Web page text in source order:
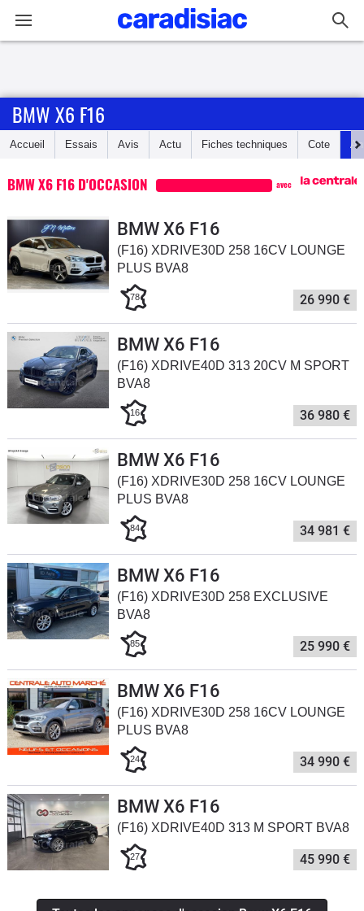
Accueil
Guide
d'achat
Utilitaires
Flottes
Auto
Services
Forum
Moto
Marques
BMW X6 F16
Accueil Essais Avis Actu Fiches techniques Cote
BMW X6 F16 D'OCCASION avec
BMW X6 F16
(F16) XDRIVE30D 258 16CV LOUNGE
PLUS BVA8
78 26 990 €
BMW X6 F16
(F16) XDRIVE40D 313 20CV M SPORT
BVA8
16 36 980 €
BMW X6 F16
(F16) XDRIVE30D 258 16CV LOUNGE
PLUS BVA8
84 34 981 €
BMW X6 F16
(F16) XDRIVE30D 258 EXCLUSIVE
BVA8
85 25 990 €
BMW X6 F16
(F16) XDRIVE30D 258 16CV LOUNGE
PLUS BVA8
24 34 990 €
BMW X6 F16
(F16) XDRIVE40D 313 M SPORT BVA8
27 45 990 €